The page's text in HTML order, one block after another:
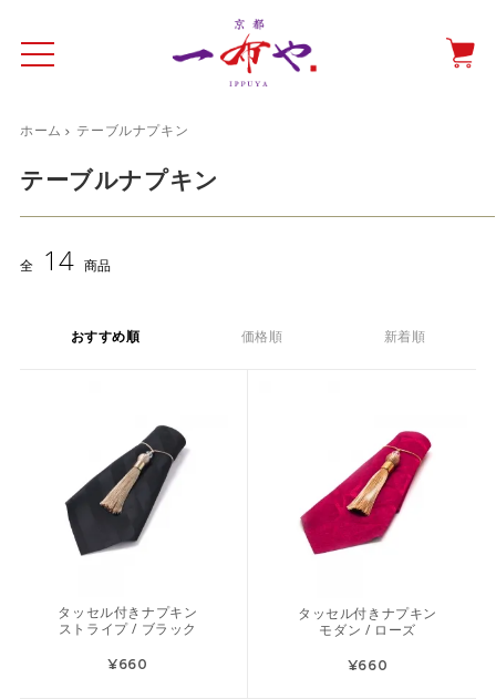
ド 一布やについて 商品をみる
抗ウイルス・抗菌マスクケース
テーブルウエア特集
ホーム テーブルナプキン
テーブルナプキン
全 14 商品
おすすめ順 価格順 新着順
タッセル付きナプキン
ストライプ / ブラック
¥660
タッセル付きナプキン
モダン / ローズ
¥660